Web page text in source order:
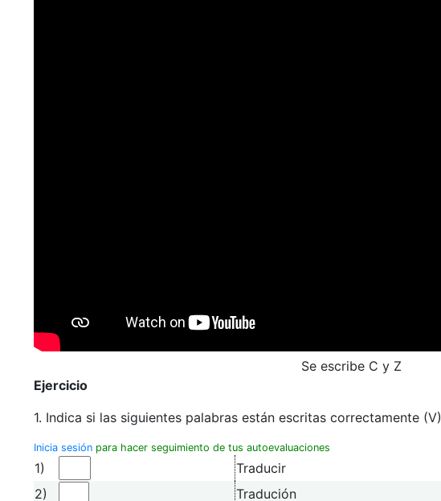
Se escribe C y Z
Ejercicio
1. Indica si las siguientes palabras están escritas correctamente
Inicia sesiónpara hacer seguimiento de tus autoevaluaciones
1)
Traducir
2)
Tradución